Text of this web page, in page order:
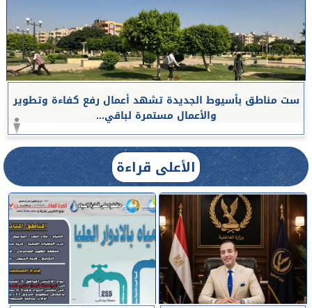
ست مناطق بأسيوط الجديدة تشهد أعمال رفع كفاءة وتطوير
والأعمال مستمرة لباقي...
الأعلى قراءة